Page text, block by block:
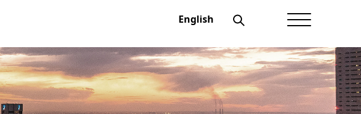
English
عن أعيان
شؤون المستثمرين